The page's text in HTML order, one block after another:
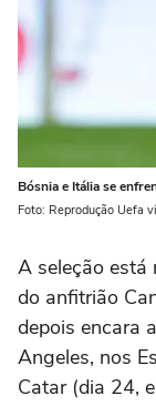
Bósnia e Itália se
Foto: Reprodução Uefa
A seleção está
do anfitrião
depois encara
Angeles, nos
Catar (dia 24,